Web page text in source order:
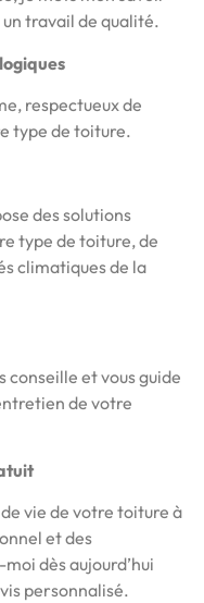
travail de qualité.
respectueux de
type de toiture.
des solutions
type de toiture, de
climatiques de la
conseille et vous guide
de votre
vie de votre toiture à
et des
dès aujourd’hui
personnalisé.